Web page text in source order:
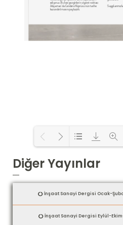
Loading
Diğer Yayınlar
İnşaat Sanayi Dergisi Ocak-
İnşaat Sanayi Dergisi Eylül-Ekim-